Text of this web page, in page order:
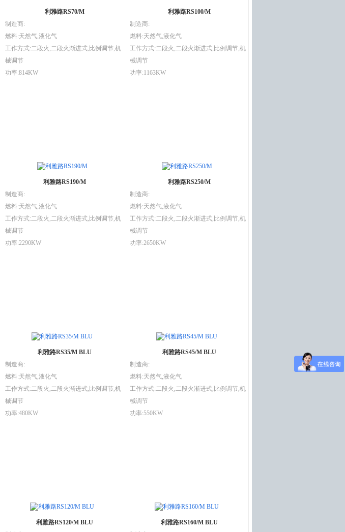
利雅路RS70/M
制造商:
燃料:天然气,液化气
工作方式:二段火,二段火渐进式,比例调节,机
械调节
功率:814KW
利雅路RS100/M
制造商:
燃料:天然气,液化气
工作方式:二段火,二段火渐进式,比例调节,机
械调节
功率:1163KW
利雅路RS190/M
制造商:
燃料:天然气,液化气
工作方式:二段火,二段火渐进式,比例调节,机
械调节
功率:2290KW
利雅路RS250/M
制造商:
燃料:天然气,液化气
工作方式:二段火,二段火渐进式,比例调节,机
械调节
功率:2650KW
利雅路RS35/M BLU
制造商:
燃料:天然气,液化气
工作方式:二段火,二段火渐进式,比例调节,机
械调节
功率:480KW
利雅路RS45/M BLU
制造商:
燃料:天然气,液化气
工作方式:二段火,二段火渐进式,比例调节,机
械调节
功率:550KW
利雅路RS120/M BLU
利雅路RS160/M BLU